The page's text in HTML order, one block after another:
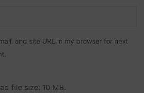
and site URL in my browser for next
file size: 10 MB.